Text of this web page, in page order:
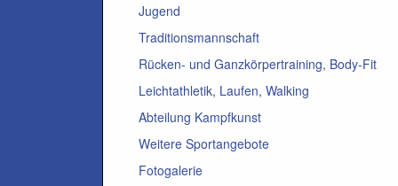
Jugend
Traditionsmannschaft
Rücken- und Ganzkörpertraining, Body-Fit
Leichtathletik, Laufen, Walking
Abteilung Kampfkunst
Weitere Sportangebote
Fotogalerie